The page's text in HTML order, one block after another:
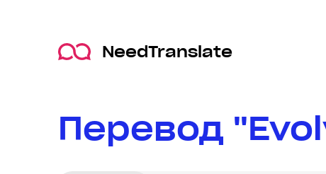
NeedTranslate
Перевод